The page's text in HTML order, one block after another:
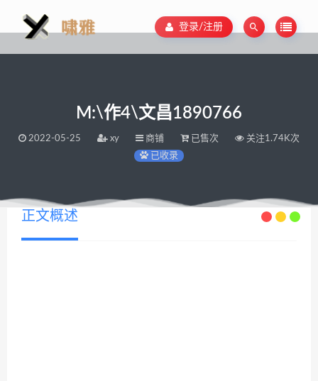
登录/注册
M:\作4\文昌1890766
2022-05-25 xy 商铺 已售次
关注1.74K次
已收录
正文概述